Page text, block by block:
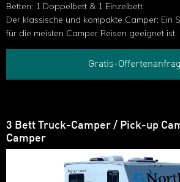
Betten: 1 Doppelbett & 1 Einzelbett
Der klassische und kompakte Camper: Ein
für die meisten Camper Reisen geeignet ist.
Gratis-
3 Bett Truck-Camper / Pick-up
Camper